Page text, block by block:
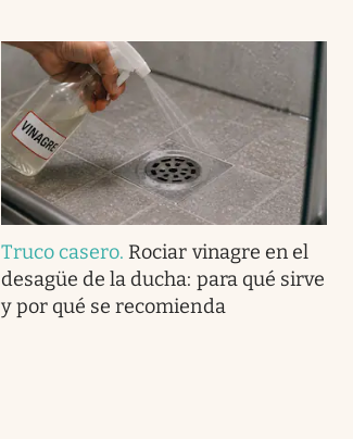
Truco casero. Rociar vinagre en el
desagüe de la ducha: para qué sirve
y por qué se recomienda